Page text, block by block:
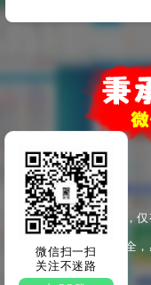
微信扫一扫
关注不迷路
本站为非盈利性站点，
产安全与身心健康安全